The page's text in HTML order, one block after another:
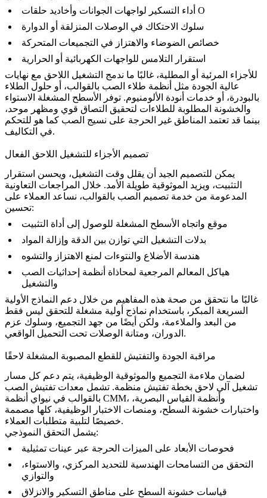
أداء التسكير لواجهات الجوانات وأخاديد حلقات O
سلوك الاحتكاك في الوصلات المنزلقة أو الدوارة
خصائص الضوضاء والاهتزاز في التجميعات المتحركة
استقرار التلامس للواجهات الكهربائية أو الحرارية
للأجزاء المرئية أو المطلية، غالبًا ما ندمج التشغيل اللاحق مع نهايات
عالية الجودة مثل أنظمة طلاء الصب بالقوالب، أو حلول الطلاء
بالبودرة، أو خدمات أنودة الألومنيوم. توفر الأسطح المشغلة الاستواء
والخشونة المطلوبة للطلاءات لتحقيق التصاق قوي ومظهر موحد،
بينما قد تعتمد المناطق غير الحرجة على نسيج الصب كما هو للتحكم
في التكاليف.
تصميم الأجزاء للتشغيل اللاحق الفعال
يمكن للتصميم الجيد أن يقلل وقت التشغيل، ويحسن استقرار
التثبيت، ويزيد الموثوقية طويلة الأمد. خلال المراجعات التعاونية
المدعومة من خدمة تصميم الصب بالقوالب، نساعد العملاء على
تحسين:
موقع واتجاه الأسطح المشغلة للوصول إلى أداة التثبيت
بدلات التشغيل التي توازن بين الدقة وإزالة المواد
هندسة الأضلاع والنتوءات لمنع الاهتزاز والتشوه
هياكل المعالم المرجعية لمحاذاة أنظمة إحداثيات الصب
والتشغيل
غالبًا ما نتحقق من صحة هذه المفاهيم من خلال دعم النماذج الأولية
السريعة المبكر ، باستخدام نماذج أولية مشغلة للتحقق ليس فقط
من البعد والملاءمة، ولكن أيضًا من جهد التجميع، وسلوك عزم
الدوران، ومتانة الوصلات تحت التحميل الواقعي.
مراقبة الجودة والتفتيش للقطع المصبوبة المشغلة لاحقًا
لضمان ملاءمة التجميع والموثوقية الوظيفية، يتم دعم كل مسار
تشغيل آلي لاحق بخطة تفتيش منظمة. تشمل معدات تفتيش الصب
بالقوالب في نيواي أنظمة CMM، وأنظمة القياس البصرية،
واختبارات خشونة السطح، ومنصات الاختبار الوظيفية، كلها مصممة
خصيصًا لتلبية متطلبات العملاء.
يشمل التحقق النموذجي:
فحوصات الأبعاد على الميزات الحرجة عبر عينات تمثيلية
التحقق من التسامحات الهندسية للتحديد المركزي، والاستواء،
والتوازي
قياسات خشونة السطح على مناطق التسكير والانزلاق